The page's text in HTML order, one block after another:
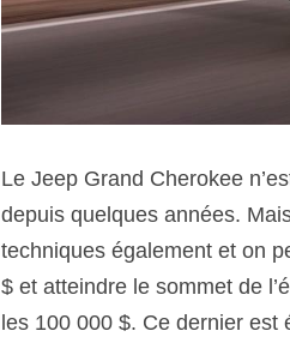
Le Jeep Grand Cherokee
depuis quelques années.
techniques également et on
$ et atteindre le sommet de
les 100 000 $. Ce dernier est